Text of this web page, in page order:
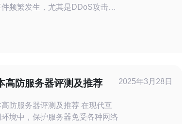
频繁发生，尤其是DDoS攻击。
合适的高防服务器供应商？ 选择
的高防服务器供应商是至
高防服务器评测及推荐
防服务器评测及推荐 在现代互
境中，保护服务器免受各种网络
2025年3月28日